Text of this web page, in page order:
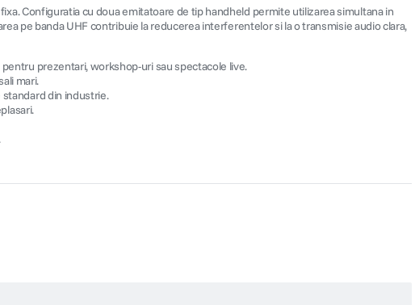
Configuratia cu doua emitatoare de tip handheld permite utilizarea simultana in
pe banda UHF contribuie la reducerea interferentelor si la o transmisie audio clara,
prezentari, workshop-uri sau spectacole live.
mari.
din industrie.